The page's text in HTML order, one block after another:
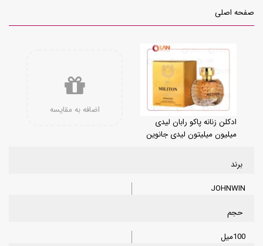
صفحه اصلی
ادکلن زنانه پاکو رابان لیدی
میلیون میلیتون لیدی جانوین
اضافه به مقایسه
برند
JOHNWIN
حجم
100میل